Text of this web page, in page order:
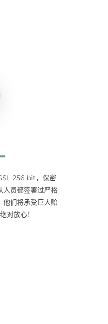
256 bit，保密
人员都签署过严格
他们将承受巨大赔
对放心！